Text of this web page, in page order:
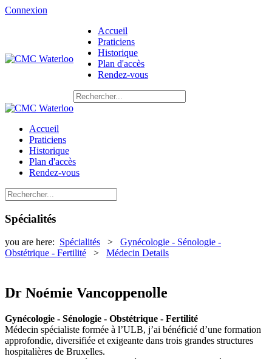
Connexion
Accueil
Praticiens
Historique
Plan d'accès
Rendez-vous
Accueil
Praticiens
Historique
Plan d'accès
Rendez-vous
Spécialités
you are here: Spécialités > Gynécologie - Sénologie -
Obstétrique - Fertilité > Médecin Details
Dr Noémie Vancoppenolle
Gynécologie - Sénologie - Obstétrique - Fertilité
Médecin spécialiste formée à l’ULB, j’ai bénéficié d’une formation
approfondie, diversifiée et exigeante dans trois grandes structures
hospitalières de Bruxelles.